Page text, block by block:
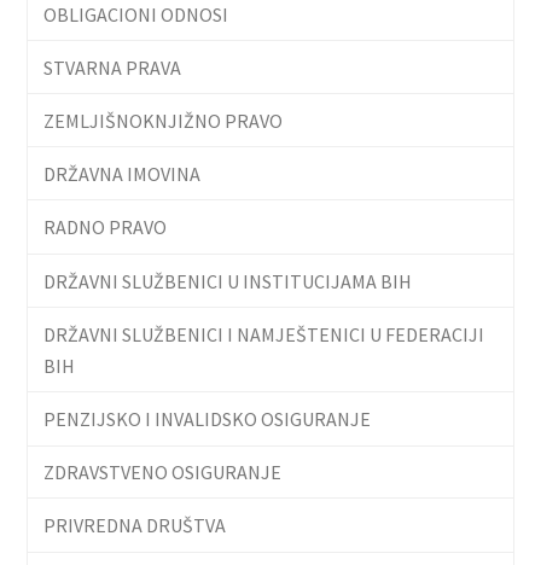
OBLIGACIONI ODNOSI
STVARNA PRAVA
ZEMLJIŠNOKNJIŽNO PRAVO
DRŽAVNA IMOVINA
RADNO PRAVO
DRŽAVNI SLUŽBENICI U INSTITUCIJAMA BIH
DRŽAVNI SLUŽBENICI I NAMJEŠTENICI U FEDERACIJI
BIH
PENZIJSKO I INVALIDSKO OSIGURANJE
ZDRAVSTVENO OSIGURANJE
PRIVREDNA DRUŠTVA